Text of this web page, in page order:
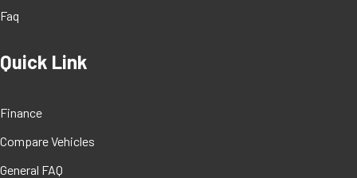
Faq
Quick Link
Finance
Compare Vehicles
General FAQ